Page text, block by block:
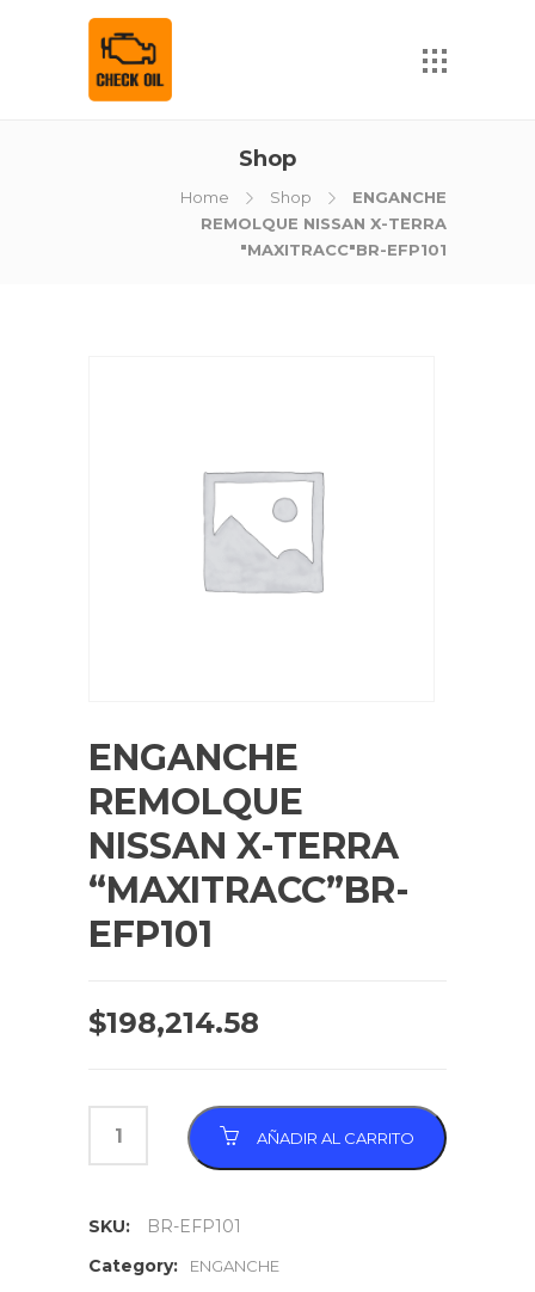
Shop
Home Shop
ENGANCHE
REMOLQUE NISSAN X-TERRA
"MAXITRACC"BR-EFP101
ENGANCHE
REMOLQUE
NISSAN X-TERRA
“MAXITRACC”BR-
EFP101
$198,214.58
AÑADIR AL CARRITO
SKU:
BR-EFP101
Category:
ENGANCHE